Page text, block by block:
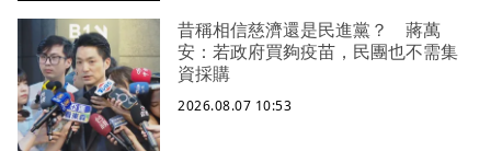
昔稱相信慈濟還是民進黨？ 蔣萬
安：若政府買夠疫苗，民團也不需集
資採購
2026.08.07 10:53